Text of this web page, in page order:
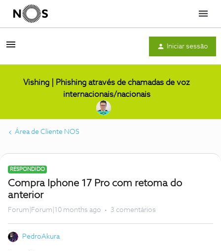
Menu
Iniciar sessão
Vishing | Phishing através de chamadas de voz
internacionais/nacionais
Área de Cliente NOS
RESPONDIDO
Compra Iphone 17 Pro com retoma do
anterior
Forum|Forum|10 months ago 3 comentários
PedroAkura